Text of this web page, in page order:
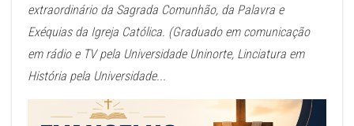
extraordinário da Sagrada Comunhão, da Palavra e
Exéquias da Igreja Católica. (Graduado em comunicação
em rádio e TV pela Universidade Uninorte, Linciatura em
História pela Universidade...